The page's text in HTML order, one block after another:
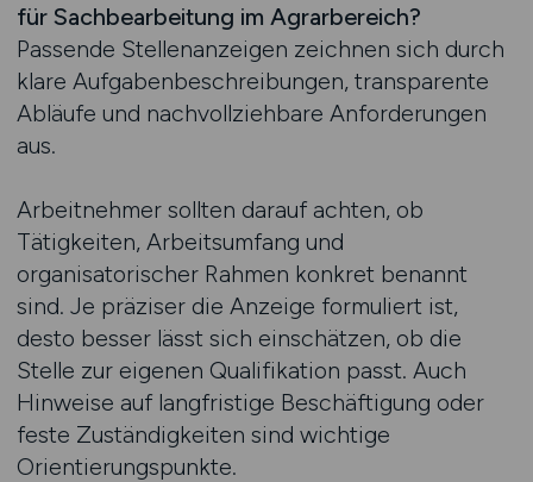
für Sachbearbeitung im Agrarbereich?
Passende Stellenanzeigen zeichnen sich durch
klare Aufgabenbeschreibungen, transparente
Abläufe und nachvollziehbare Anforderungen
aus.
Arbeitnehmer sollten darauf achten, ob
Tätigkeiten, Arbeitsumfang und
organisatorischer Rahmen konkret benannt
sind. Je präziser die Anzeige formuliert ist,
desto besser lässt sich einschätzen, ob die
Stelle zur eigenen Qualifikation passt. Auch
Hinweise auf langfristige Beschäftigung oder
feste Zuständigkeiten sind wichtige
Orientierungspunkte.